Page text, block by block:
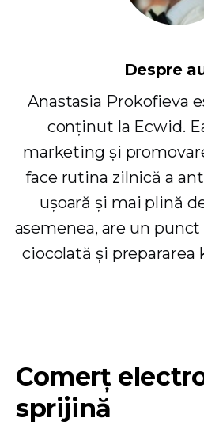
Despre
Anastasia Prokofieva
conținut la Ecwid.
marketing și
face rutina zilnică a
ușoară și mai plină
asemenea, are un
ciocolată și prepararea
Comerț
sprijină